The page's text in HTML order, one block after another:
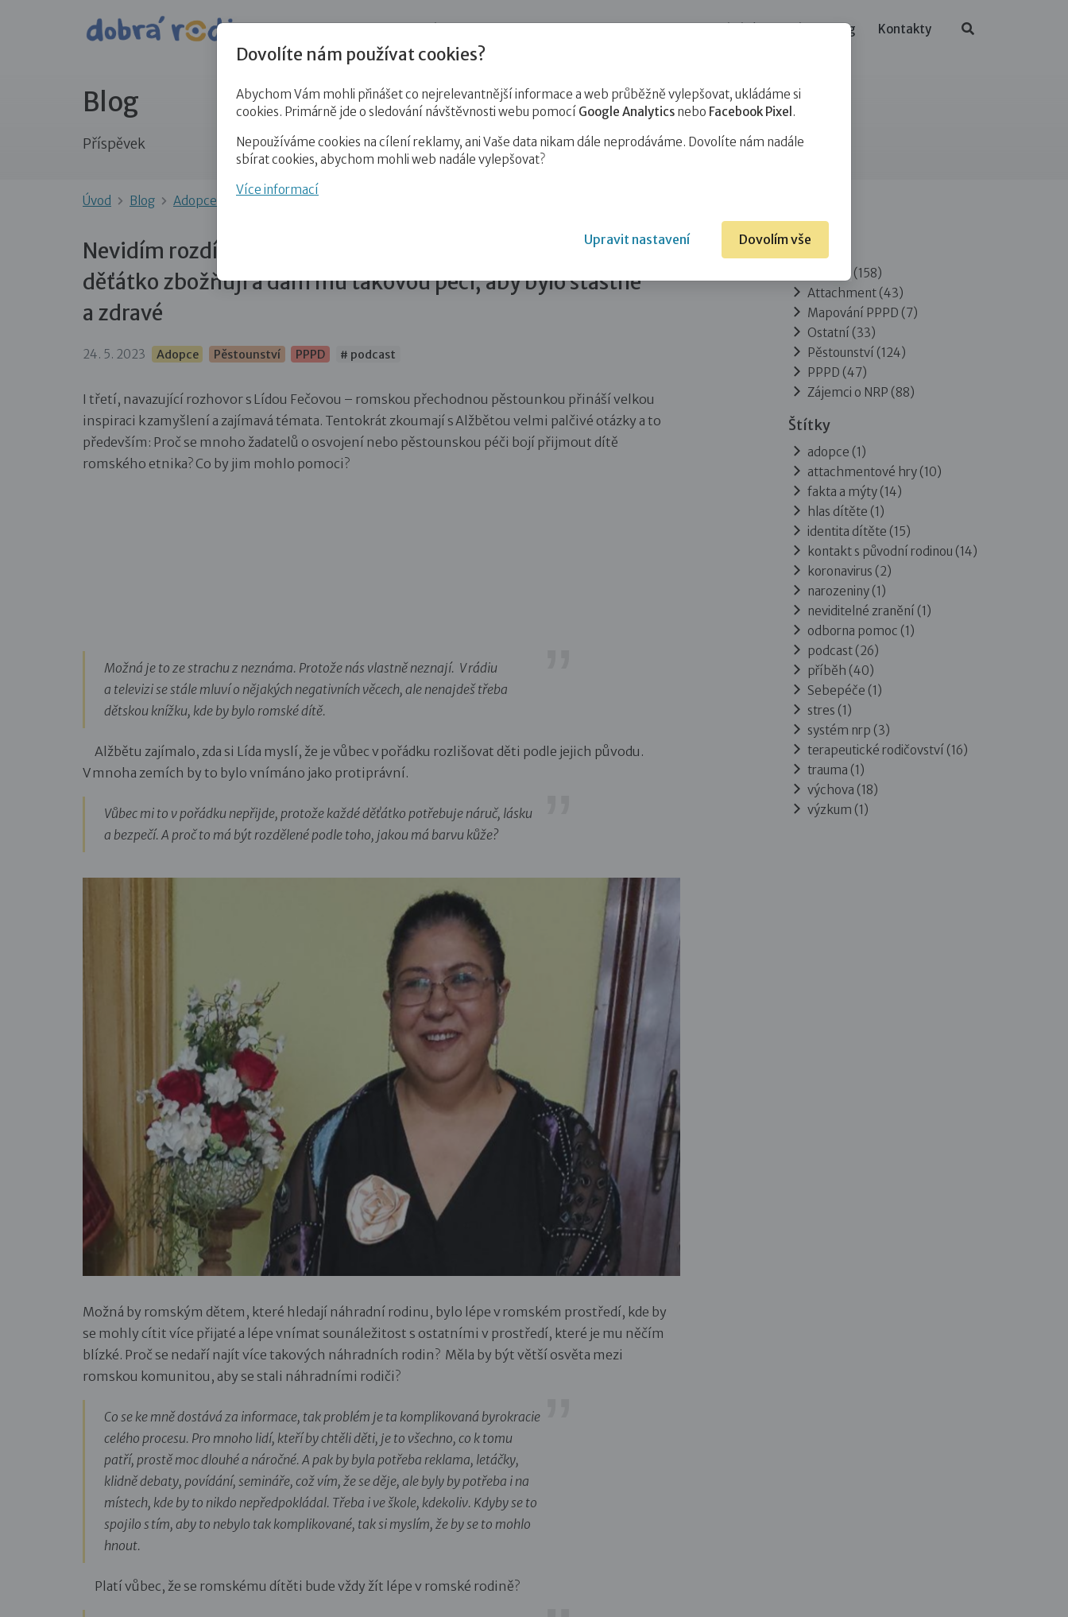
Blog Kontakty
Blog
Příspěvek
Úvod Blog Adopce Nevidím rozdíl mezi romskými a českými dětmi. Každé to děťátko…
Nevidím rozdíl mezi romskými a českými dětmi. Každé to
děťátko zbožňuji a dám mu takovou péči, aby bylo šťastné
a zdravé
24. 5. 2023 Adopce Pěstounství PPPD # podcast
I třetí, navazující rozhovor s Lídou Fečovou – romskou přechodnou pěstounkou přináší velkou
inspiraci k zamyšlení a zajímavá témata. Tentokrát zkoumají s Alžbětou velmi palčivé otázky a to
především: Proč se mnoho žadatelů o osvojení nebo pěstounskou péči bojí přijmout dítě
romského etnika? Co by jim mohlo pomoci?
Možná je to ze strachu z neznáma. Protože nás vlastně neznají. V rádiu
a televizi se stále mluví o nějakých negativních věcech, ale nenajdeš třeba
dětskou knížku, kde by bylo romské dítě.
Alžbětu zajímalo, zda si Lída myslí, že je vůbec v pořádku rozlišovat děti podle jejich původu.
V mnoha zemích by to bylo vnímáno jako protiprávní.
Vůbec mi to v pořádku nepřijde, protože každé děťátko potřebuje náruč, lásku
a bezpečí. A proč to má být rozdělené podle toho, jakou má barvu kůže?
Možná by romským dětem, které hledají náhradní rodinu, bylo lépe v romském prostředí, kde by
se mohly cítit více přijaté a lépe vnímat sounáležitost s ostatními v prostředí, které je mu něčím
blízké. Proč se nedaří najít více takových náhradních rodin? Měla by být větší osvěta mezi
romskou komunitou, aby se stali náhradními rodiči?
Co se ke mně dostává za informace, tak problém je ta komplikovaná byrokracie
celého procesu. Pro mnoho lidí, kteří by chtěli děti, je to všechno, co k tomu
patří, prostě moc dlouhé a náročné. A pak by byla potřeba reklama, letáčky,
klidně debaty, povídání, semináře, což vím, že se děje, ale byly by potřeba i na
místech, kde by to nikdo nepředpokládal. Třeba i ve škole, kdekoliv. Kdyby se to
spojilo s tím, aby to nebylo tak komplikované, tak si myslím, že by se to mohlo
hnout.
Platí vůbec, že se romskému dítěti bude vždy žít lépe v romské rodině?
Rubriky
Adopce(158)
Attachment(43)
Mapování PPPD (7)
Ostatní (33)
Pěstounství (124)
PPPD (47)
Zájemci o NRP (88)
Štítky
adopce (1)
attachmentové hry (10)
fakta a mýty (14)
hlas dítěte (1)
identita dítěte (15)
kontakt s původní rodinou (14)
koronavirus (2)
narozeniny (1)
neviditelné zranění (1)
odborna pomoc (1)
podcast (26)
příběh (40)
Sebepéče (1)
stres (1)
systém nrp (3)
terapeutické rodičovství (16)
trauma (1)
výchova (18)
výzkum (1)
Dovolíte nám používat cookies?
Abychom Vám mohli přinášet co nejrelevantnější informace a web průběžně vylepšovat, ukládáme si
cookies. Primárně jde o sledování návštěvnosti webu pomocí Google Analytics nebo Facebook Pixel .
Nepoužíváme cookies na cílení reklamy, ani Vaše data nikam dále neprodáváme. Dovolíte nám nadále
sbírat cookies, abychom mohli web nadále vylepšovat?
Více informací
Upravit nastavení Dovolím vše